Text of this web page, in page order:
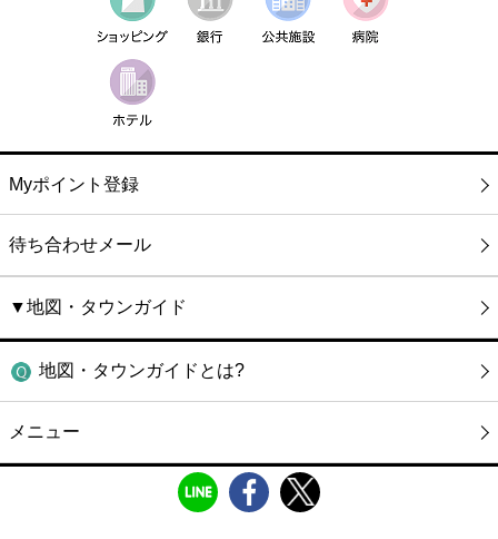
Myポイント登録
待ち合わせメール
▼地図・タウンガイド
地図・タウンガイドとは?
メニュー